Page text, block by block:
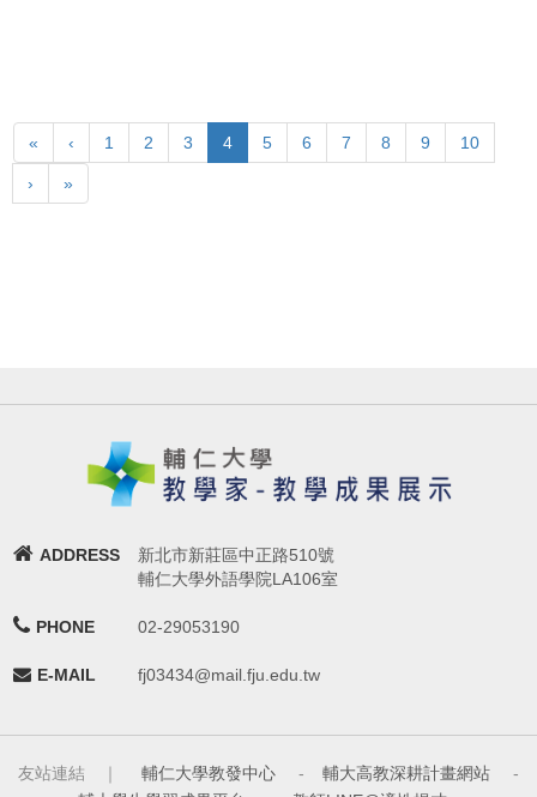
« ‹ 1 2 3 4 5 6 7 8 9 10
› »
ADDRESS
新北市新莊區中正路510號
輔仁大學外語學院LA106室
PHONE 02-29053190
E-MAIL fj03434@mail.fju.edu.tw
友站連結 ｜ 輔仁大學教發中心 - 輔大高教深耕計畫網站
-